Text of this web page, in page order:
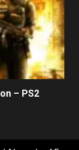
– PS2